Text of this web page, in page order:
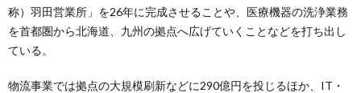
称）羽田営業所」を26年に完成させることや、医療機器の洗浄業務
を首都圏から北海道、九州の拠点へ広げていくことなどを打ち出し
ている。
物流事業では拠点の大規模刷新などに290億円を投じるほか、IT・